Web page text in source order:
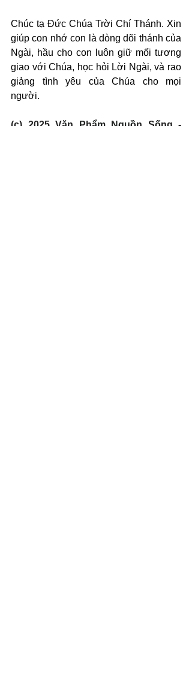
Chúc tạ Đức Chúa Trời Chí Thánh. Xin
giúp con nhớ con là dòng dõi thánh của
Ngài, hầu cho con luôn giữ mối tương
giao với Chúa, học hỏi Lời Ngài, và rao
giảng tình yêu của Chúa cho mọi
người.
(c) 2025 Văn Phẩm Nguồn Sống -